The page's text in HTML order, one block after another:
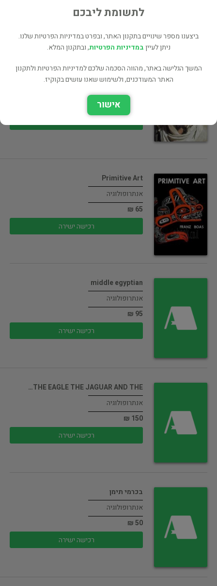
רכישה ישירה
מבית השיער לבית האבן : משכנות…
Primitive Art
אנתרופולוגיה
65 ₪
רכישה ישירה
middle egyptian
אנתרופולוגיה
95 ₪
רכישה ישירה
THE EAGLE THE JAGUAR AND THE…
אנתרופולוגיה
150 ₪
רכישה ישירה
בכרמי תימן
אנתרופולוגיה
50 ₪
רכישה ישירה
לתשומת ליבכם
ביצענו מספר שינויים בתקנון האתר, ובפרט במדיניות הפרטיות שלנו.
ניתן לעייןבמדיניות הפרטיות, ובתקנון המלא.
המשך הגלישה באתר, מהווה הסכמה שלכם למדיניות הפרטיות ולתקנון
האתר המעודכנים, ולשימוש שאנו עושים בקוקיז.
אישור